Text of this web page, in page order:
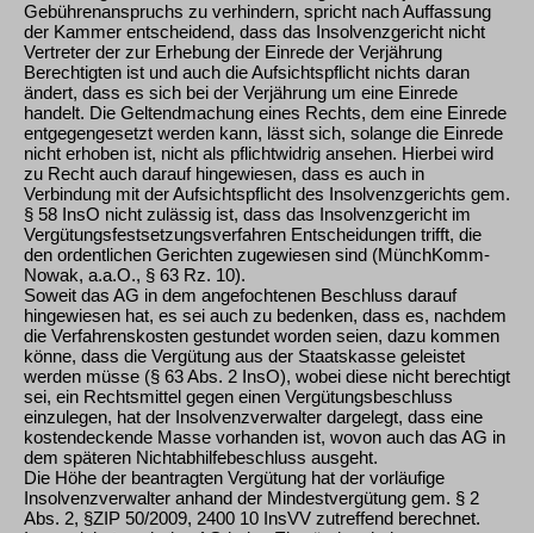
Gebührenanspruchs zu verhindern, spricht nach Auffassung
der Kammer entscheidend, dass das Insolvenzgericht nicht
Vertreter der zur Erhebung der Einrede der Verjährung
Berechtigten ist und auch die Aufsichtspflicht nichts daran
ändert, dass es sich bei der Verjährung um eine Einrede
handelt. Die Geltendmachung eines Rechts, dem eine Einrede
entgegengesetzt werden kann, lässt sich, solange die Einrede
nicht erhoben ist, nicht als pflichtwidrig ansehen. Hierbei wird
zu Recht auch darauf hingewiesen, dass es auch in
Verbindung mit der Aufsichtspflicht des Insolvenzgerichts gem.
§ 58 InsO nicht zulässig ist, dass das Insolvenzgericht im
Vergütungsfestsetzungsverfahren Entscheidungen trifft, die
den ordentlichen Gerichten zugewiesen sind (MünchKomm-
Nowak, a.a.O., § 63 Rz. 10).
Soweit das AG in dem angefochtenen Beschluss darauf
hingewiesen hat, es sei auch zu bedenken, dass es, nachdem
die Verfahrenskosten gestundet worden seien, dazu kommen
könne, dass die Vergütung aus der Staatskasse geleistet
werden müsse (§ 63 Abs. 2 InsO), wobei diese nicht berechtigt
sei, ein Rechtsmittel gegen einen Vergütungsbeschluss
einzulegen, hat der Insolvenzverwalter dargelegt, dass eine
kostendeckende Masse vorhanden ist, wovon auch das AG in
dem späteren Nichtabhilfebeschluss ausgeht.
Die Höhe der beantragten Vergütung hat der vorläufige
Insolvenzverwalter anhand der Mindestvergütung gem. § 2
Abs. 2, §ZIP 50/2009, 2400 10 InsVV zutreffend berechnet.